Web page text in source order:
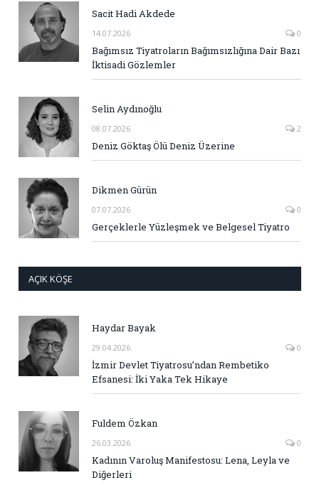
Sacit Hadi Akdede
14.07.2026 0
Bağımsız Tiyatroların Bağımsızlığına Dair Bazı
İktisadi Gözlemler
Selin Aydınoğlu
08.07.2026 2
Deniz Göktaş Ölü Deniz Üzerine
Dikmen Gürün
07.07.2026 0
Gerçeklerle Yüzleşmek ve Belgesel Tiyatro
AÇIK KÖŞE
Haydar Bayak
29.04.2026 0
İzmir Devlet Tiyatrosu’ndan Rembetiko
Efsanesi: İki Yaka Tek Hikaye
Fuldem Özkan
26.03.2026 0
Kadının Varoluş Manifestosu: Lena, Leyla ve
Diğerleri